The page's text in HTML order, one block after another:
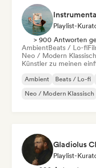
Playlist-
> 900 Antworten
AmbientBeats / Lo-fi
Neo / Modern Klassisch
Künstler zu meinen
Ambient Beats / Lo-fi
Neo / Modern Klassisch
Playlist-